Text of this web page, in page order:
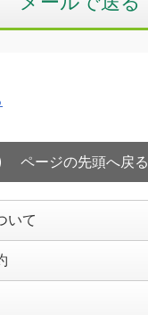
ページの先頭へ戻る
いて